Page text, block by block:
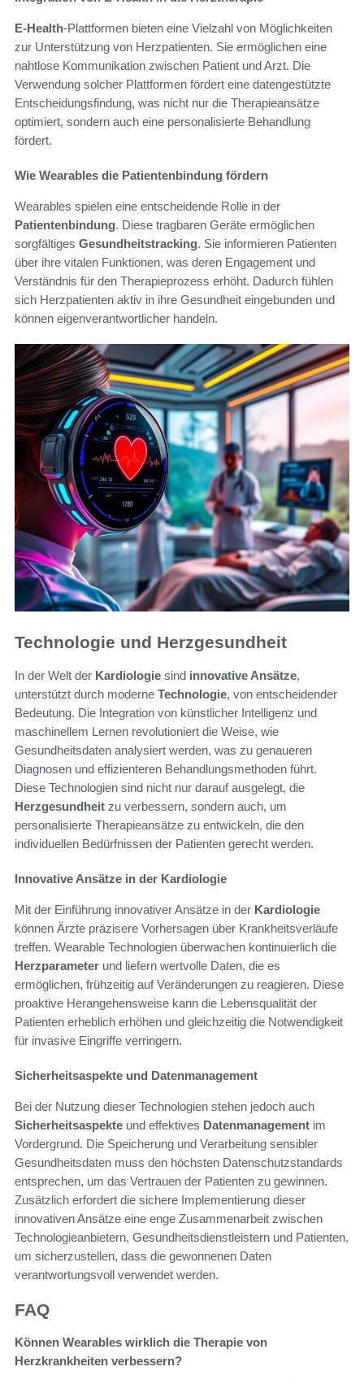
E-Health-Plattformen bieten eine Vielzahl von Möglichkeiten
zur Unterstützung von Herzpatienten. Sie ermöglichen eine
nahtlose Kommunikation zwischen Patient und Arzt. Die
Verwendung solcher Plattformen fördert eine datengestützte
Entscheidungsfindung, was nicht nur die Therapieansätze
optimiert, sondern auch eine personalisierte Behandlung
fördert.
Wie Wearables die Patientenbindung fördern
Wearables spielen eine entscheidende Rolle in der
Patientenbindung. Diese tragbaren Geräte ermöglichen
sorgfältiges Gesundheitstracking. Sie informieren Patienten
über ihre vitalen Funktionen, was deren Engagement und
Verständnis für den Therapieprozess erhöht. Dadurch fühlen
sich Herzpatienten aktiv in ihre Gesundheit eingebunden und
können eigenverantwortlicher handeln.
Technologie und Herzgesundheit
In der Welt der Kardiologie sind innovative Ansätze,
unterstützt durch moderne Technologie, von entscheidender
Bedeutung. Die Integration von künstlicher Intelligenz und
maschinellem Lernen revolutioniert die Weise, wie
Gesundheitsdaten analysiert werden, was zu genaueren
Diagnosen und effizienteren Behandlungsmethoden führt.
Diese Technologien sind nicht nur darauf ausgelegt, die
Herzgesundheit zu verbessern, sondern auch, um
personalisierte Therapieansätze zu entwickeln, die den
individuellen Bedürfnissen der Patienten gerecht werden.
Innovative Ansätze in der Kardiologie
Mit der Einführung innovativer Ansätze in der Kardiologie
können Ärzte präzisere Vorhersagen über Krankheitsverläufe
treffen. Wearable Technologien überwachen kontinuierlich die
Herzparameter und liefern wertvolle Daten, die es
ermöglichen, frühzeitig auf Veränderungen zu reagieren. Diese
proaktive Herangehensweise kann die Lebensqualität der
Patienten erheblich erhöhen und gleichzeitig die Notwendigkeit
für invasive Eingriffe verringern.
Sicherheitsaspekte und Datenmanagement
Bei der Nutzung dieser Technologien stehen jedoch auch
Sicherheitsaspekte und effektives Datenmanagement im
Vordergrund. Die Speicherung und Verarbeitung sensibler
Gesundheitsdaten muss den höchsten Datenschutzstandards
entsprechen, um das Vertrauen der Patienten zu gewinnen.
Zusätzlich erfordert die sichere Implementierung dieser
innovativen Ansätze eine enge Zusammenarbeit zwischen
Technologieanbietern, Gesundheitsdienstleistern und Patienten,
um sicherzustellen, dass die gewonnenen Daten
verantwortungsvoll verwendet werden.
FAQ
Können Wearables wirklich die Therapie von
Herzkrankheiten verbessern?